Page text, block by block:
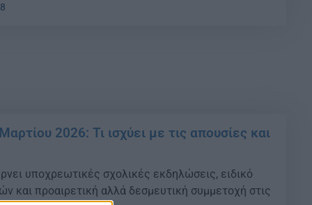
2026: Τι ισχύει με τις απουσίες και
υποχρεωτικές σχολικές εκδηλώσεις, ειδικό
και προαιρετική αλλά δεσμευτική συμμετοχή στις